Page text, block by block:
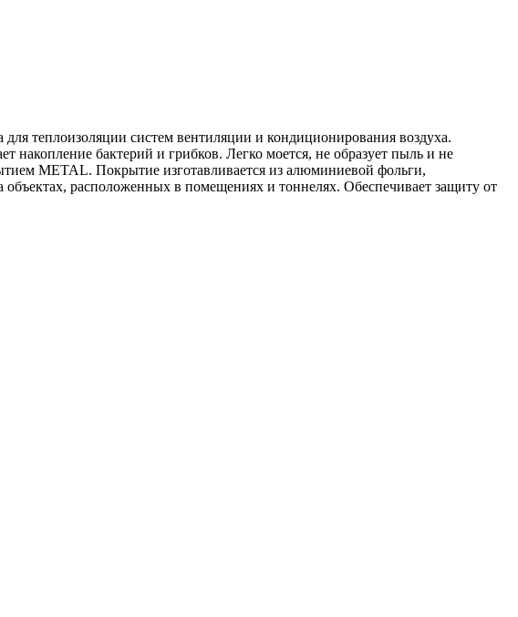
теплоизоляции систем вентиляции и кондиционирования воздуха.
накопление бактерий и грибков. Легко моется, не образует пыль и не
METAL. Покрытие изготавливается из алюминиевой фольги,
объектах, расположенных в помещениях и тоннелях. Обеспечивает защиту от